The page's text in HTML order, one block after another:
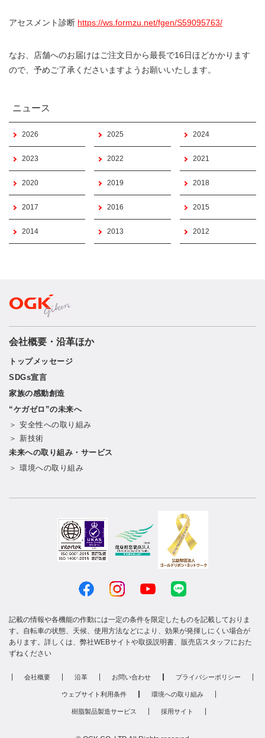
アセスメント診断 https://ws.formzu.net/fgen/S59095763/
なお、店舗へのお届けはご注文日から最長で16日ほどかかります
ので、予めご了承くださいますようお願いいたします。
ニュース
2026 2025 2024
2023 2022 2021
2020 2019 2018
2017 2016 2015
2014 2013 2012
会社概要・沿革ほか
トップメッセージ
SDGs宣言
家族の感動創造
“ケガゼロ”の未来へ
＞ 安全性への取り組み
＞ 新技術
未来への取り組み・サービス
＞ 環境への取り組み
記載の情報や各機能の作動には一定の条件を限定したものを記載しておりま
す。自転車の状態、天候、使用方法などにより、効果が発揮しにくい場合が
あります。詳しくは、弊社WEBサイトや取扱説明書、販売店スタッフにおた
ずねください
会社概要 沿革 お問い合わせ プライバシーポリシー
ウェブサイト利用条件 環境への取り組み
樹脂製品製造サービス 採用サイト